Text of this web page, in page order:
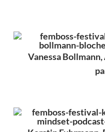
Vanessa